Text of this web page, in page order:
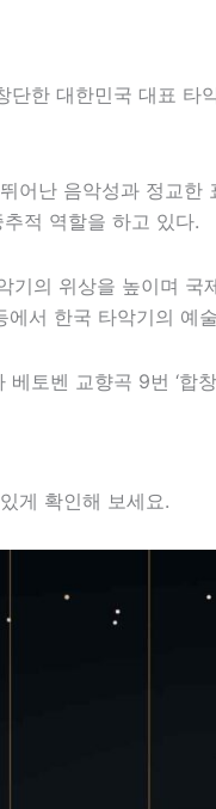
한 대한민국 대표
어난 음악성과 정교
적 역할을 하고 있다.
의 위상을 높이며
서 한국 타악기의 예
베토벤 교향곡 9번 ‘합
게 확인해 보세요.